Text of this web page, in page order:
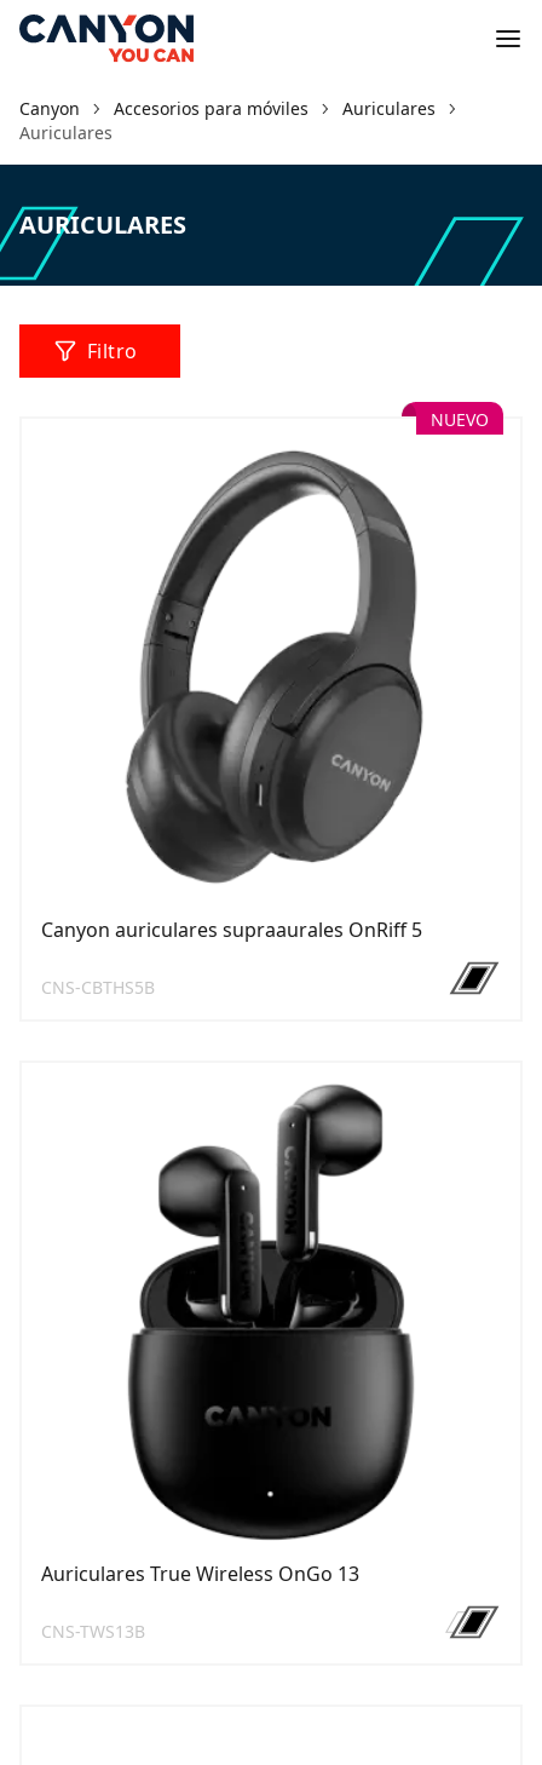
Canyon Accesorios para móviles
Auriculares
Auriculares
AURICULARES
Filtro
NUEVO
Canyon auriculares supraaurales OnRiff 5
CNS-CBTHS5B
Auriculares True Wireless OnGo 13
CNS-TWS13B